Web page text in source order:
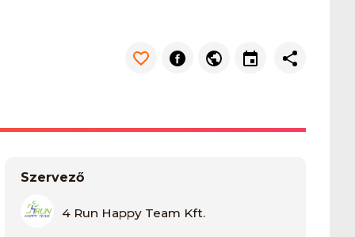
Szervező
4 Run Happy Team Kft.